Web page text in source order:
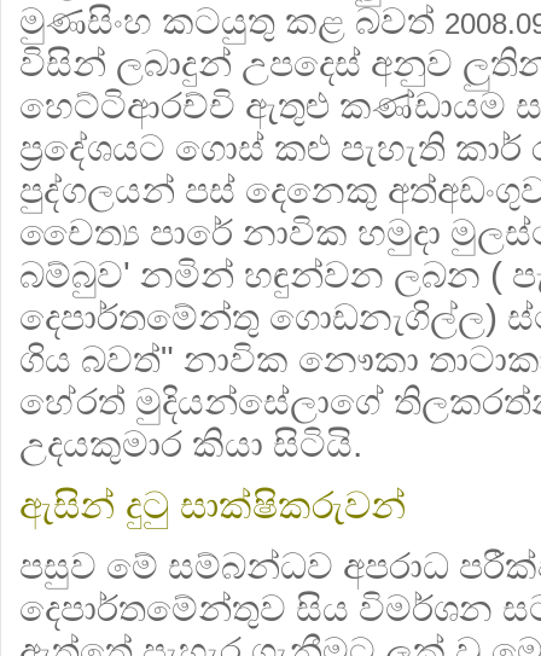
මුණසිංහ කටයුතු කළ බවත්
විසින් ලබාදුන් උපදෙස් අනුව
හෙට්ටිආරච්චි ඇතුළු කණ්ඩායම
ප්‍රදේශයට ගොස් කළු පැහැති
පුද්ගලයන් පස් දෙනෙකු
චෛත්‍ය පාරේ නාවික හමුදා
බම්බුව' නමින් හඳුන්වන ලබන (
දෙපාර්තමේන්තු ගොඩනැගිල්ල)
ගිය බවත්" නාවික නෞකා
හේරත් මුදියන්සේලාගේ
උදයකුමාර කියා සිටියි.
ඇසින් දුටු සාක්ෂිකරුවන්
පසුව මේ සම්බන්ධව අපරාධ
දෙපාර්තමේන්තුව සිය විමර්ශන